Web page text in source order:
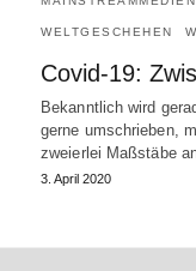
WELTGESCHEHEN
Covid-19:
Bekanntlich wird
gerne umschrieben,
zweierlei Maßstäbe
3. April 2020